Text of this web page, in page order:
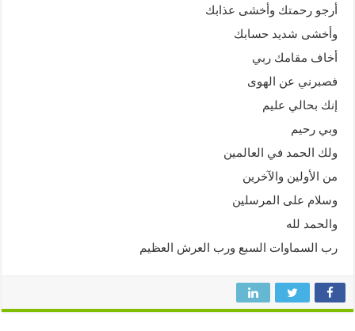
أرجو رحمتك وأخشى عذابك
وأخشى شديد حسابك
أخاف مقامك ربي
فصبرني عن الهوى
إنك بحالي عليم
وبي رحيم
ولك الحمد في العالمين
من الأولين والآخرين
وسلام على المرسلين
والحمد لله
رب السماوات السبع ورب العرش العظيم